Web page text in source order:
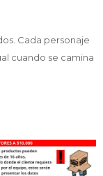
Cada personaje
cuando se camina